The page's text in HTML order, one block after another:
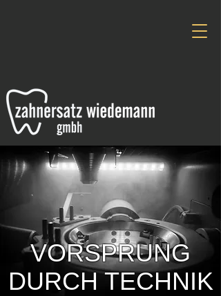
VORSPRUNG
DURCH TECHNIK